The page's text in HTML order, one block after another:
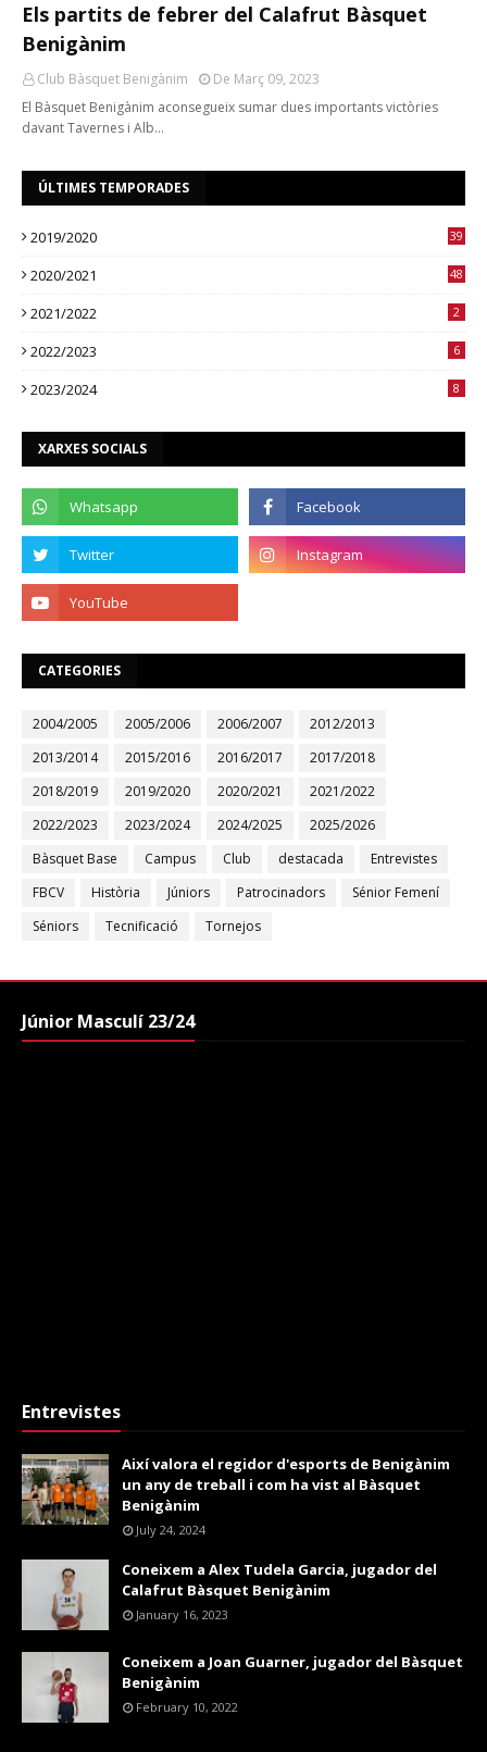
Els partits de febrer del Calafrut Bàsquet
Benigànim
Club Bàsquet Benigànim
De Març 09, 2023
El Bàsquet Benigànim aconsegueix sumar dues importants victòries
davant Tavernes i Alb…
ÚLTIMES TEMPORADES
2019/2020 39
2020/2021 48
2021/2022 2
2022/2023 6
2023/2024 8
XARXES SOCIALS
CATEGORIES
2004/2005 2005/2006 2006/2007
2012/2013
2013/2014
2015/2016 2016/2017
2017/2018
2018/2019
2019/2020 2020/2021
2021/2022
2022/2023
2023/2024 2024/2025
2025/2026
Bàsquet Base
Campus Club destacada
Entrevistes
FBCV
Història Júniors Patrocinadors
Sénior Femení
Séniors
Tecnificació Tornejos
Júnior Masculí 23/24
Entrevistes
Així valora el regidor d'esports de Benigànim
un any de treball i com ha vist al Bàsquet
Benigànim
July 24, 2024
Coneixem a Alex Tudela Garcia, jugador del
Calafrut Bàsquet Benigànim
January 16, 2023
Coneixem a Joan Guarner, jugador del Bàsquet
Benigànim
February 10, 2022